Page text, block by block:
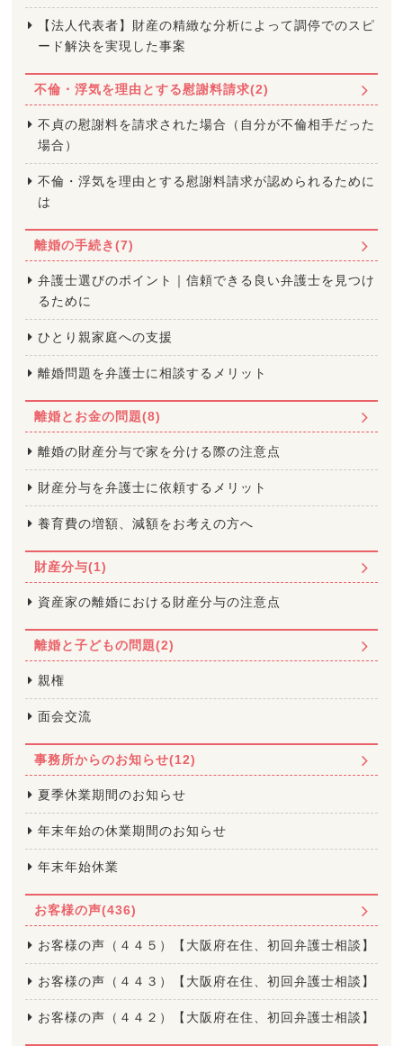
【法人代表者】財産の精緻な分析によって調停でのスピ
ード解決を実現した事案
不倫・浮気を理由とする慰謝料請求(2)
不貞の慰謝料を請求された場合（自分が不倫相手だった
場合）
不倫・浮気を理由とする慰謝料請求が認められるために
は
離婚の手続き(7)
弁護士選びのポイント｜信頼できる良い弁護士を見つけ
るために
ひとり親家庭への支援
離婚問題を弁護士に相談するメリット
離婚とお金の問題(8)
離婚の財産分与で家を分ける際の注意点
財産分与を弁護士に依頼するメリット
養育費の増額、減額をお考えの方へ
財産分与(1)
資産家の離婚における財産分与の注意点
離婚と子どもの問題(2)
親権
面会交流
事務所からのお知らせ(12)
夏季休業期間のお知らせ
年末年始の休業期間のお知らせ
年末年始休業
お客様の声(436)
お客様の声（４４５）【大阪府在住、初回弁護士相談】
お客様の声（４４３）【大阪府在住、初回弁護士相談】
お客様の声（４４２）【大阪府在住、初回弁護士相談】